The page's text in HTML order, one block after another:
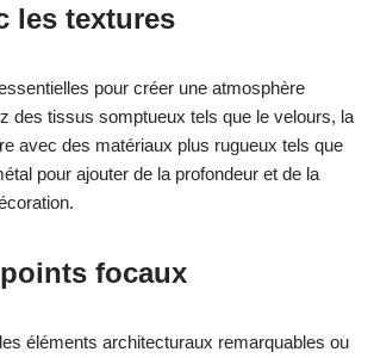
les textures
pour créer une atmosphère
des tissus somptueux tels que le velours, la
avec des matériaux plus rugueux tels que
pour ajouter de la profondeur et de la
focaux
éléments architecturaux remarquables ou